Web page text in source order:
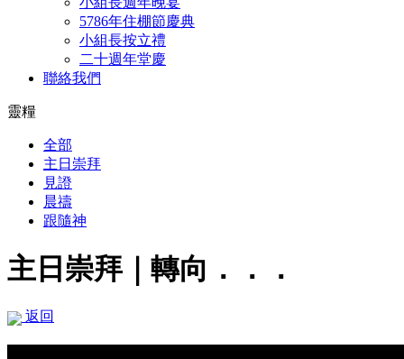
5786年住棚節慶典
小組長按立禮
二十週年堂慶
聯絡我們
靈糧
全部
主日崇拜
見證
晨禱
跟隨神
主日崇拜｜轉向．．．
返回